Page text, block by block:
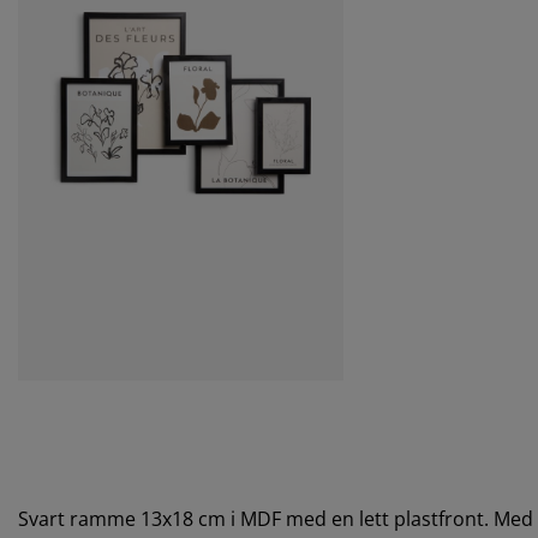
Svart ramme 13x18 cm i MDF med en lett plastfront.